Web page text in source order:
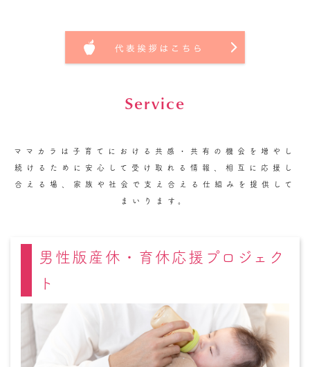
Service
ママカラは子育てにおける共感・共有の機会を増やし
続けるために 安心して受け取れる情報、相互に応援し
合える場、家族や社会で支え合える仕組み を提供して
まいります。
男性版産休・育休応援プロジェク
ト